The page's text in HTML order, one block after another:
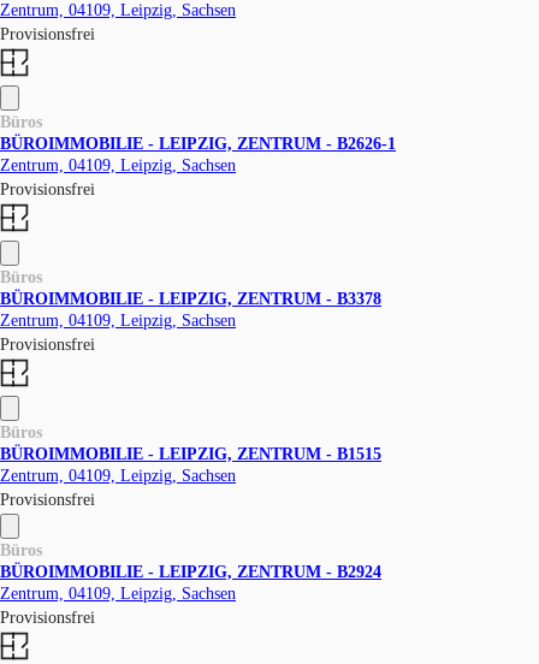
Zentrum, 04109, Leipzig, Sachsen
Provisionsfrei
Büros
BÜROIMMOBILIE - LEIPZIG, ZENTRUM - B2626-1
Zentrum, 04109, Leipzig, Sachsen
Provisionsfrei
Büros
BÜROIMMOBILIE - LEIPZIG, ZENTRUM - B3378
Zentrum, 04109, Leipzig, Sachsen
Provisionsfrei
Büros
BÜROIMMOBILIE - LEIPZIG, ZENTRUM - B1515
Zentrum, 04109, Leipzig, Sachsen
Provisionsfrei
Büros
BÜROIMMOBILIE - LEIPZIG, ZENTRUM - B2924
Zentrum, 04109, Leipzig, Sachsen
Provisionsfrei